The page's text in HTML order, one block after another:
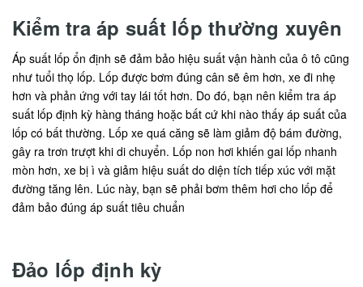
Kiểm tra áp suất lốp thường xuyên
Áp suất lốp ổn định sẽ đảm bảo hiệu suất vận hành của ô tô cũng
như tuổi thọ lốp. Lốp được bơm đúng cân sẽ êm hơn, xe đi nhẹ
hơn và phản ứng với tay lái tốt hơn. Do đó, bạn nên kiểm tra áp
suất lốp định kỳ hàng tháng hoặc bất cứ khi nào thấy áp suất của
lốp có bất thường. Lốp xe quá căng sẽ làm giảm độ bám đường,
gây ra trơn trượt khi di chuyển. Lốp non hơi khiến gai lốp nhanh
mòn hơn, xe bị ì và giảm hiệu suất do diện tích tiếp xúc với mặt
đường tăng lên. Lúc này, bạn sẽ phải bơm thêm hơi cho lốp để
đảm bảo đúng áp suất tiêu chuẩn
Đảo lốp định kỳ